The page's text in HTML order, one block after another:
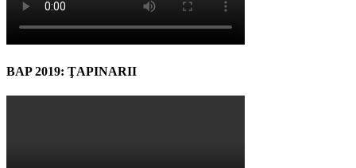
BAP 2019: ŢAPINARII